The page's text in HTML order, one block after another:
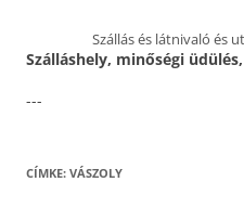
Szállás és látnivaló és
Szálláshely, minőségi
---
CÍMKE: VÁSZOLY